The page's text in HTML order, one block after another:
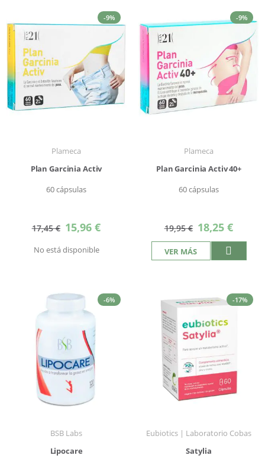
-9%
Plameca
Plan Garcinia Activ
60 cápsulas
17,45 € Precio
especial
15,96 €
No está disponible
-9%
Plameca
Plan Garcinia Activ 40+
60 cápsulas
19,95 € Precio
especial
18,25 €
VER MÁS
-6%
BSB Labs
Lipocare
-17%
Eubiotics | Laboratorio Cobas
Satylia